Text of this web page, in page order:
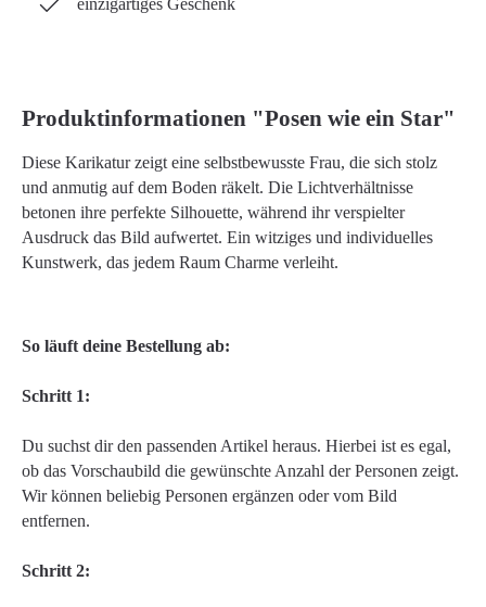
einzigartiges Geschenk
Produktinformationen "Posen wie ein Star"
Diese Karikatur zeigt eine selbstbewusste Frau, die sich stolz
und anmutig auf dem Boden räkelt. Die Lichtverhältnisse
betonen ihre perfekte Silhouette, während ihr verspielter
Ausdruck das Bild aufwertet. Ein witziges und individuelles
Kunstwerk, das jedem Raum Charme verleiht.
So läuft deine Bestellung ab:
Schritt 1:
Du suchst dir den passenden Artikel heraus. Hierbei ist es egal,
ob das Vorschaubild die gewünschte Anzahl der Personen zeigt.
Wir können beliebig Personen ergänzen oder vom Bild
entfernen.
Schritt 2: